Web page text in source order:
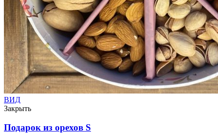
ВИД
Закрыть
Подарок из орехов S